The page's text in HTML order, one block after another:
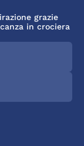
grazie
in crociera